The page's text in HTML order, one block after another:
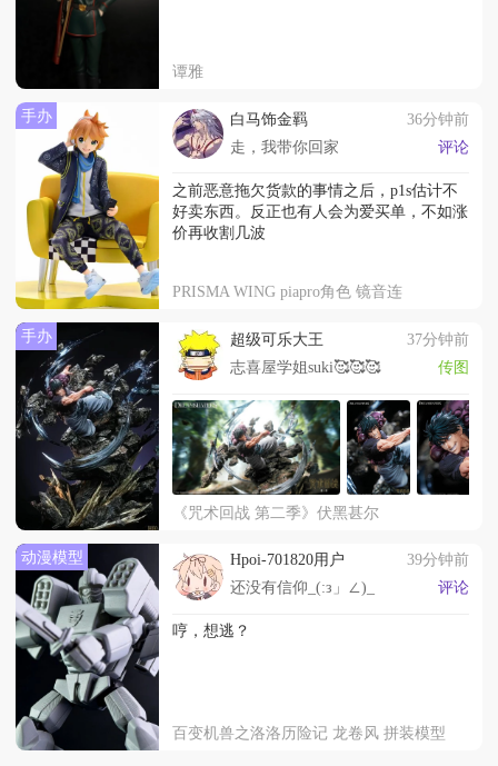
谭雅
手办 白马饰金羁
36分钟前
走，我带你回家
评论
之前恶意拖欠货款的事情之后，p1s估计不
好卖东西。反正也有人会为爱买单，不如涨
价再收割几波
PRISMA WING piapro角色 镜音连
手办 超级可乐大王
37分钟前
志喜屋学姐suki🥰🥰🥰
传图
《咒术回战 第二季》伏黑甚尔
动漫模型 Hpoi-701820用户
39分钟前
还没有信仰_(:з」∠)_
评论
哼，想逃？
百变机兽之洛洛历险记 龙卷风 拼装模型